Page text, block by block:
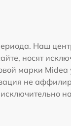
Наш
носят
марки
не